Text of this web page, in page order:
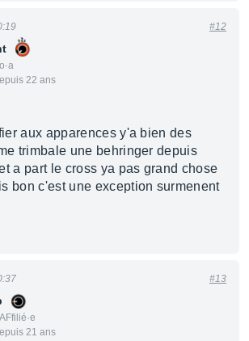
22 ans
#12
aux apparences y'a bien des
trimbale une behringer depuis
a part le cross ya pas grand chose
bon c'est une exception surmenent
21 ans
#13